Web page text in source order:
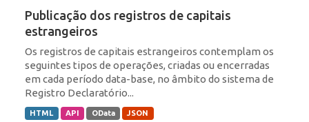
Publicação dos registros de capitais
estrangeiros
Os registros de capitais estrangeiros contemplam os
seguintes tipos de operações, criadas ou encerradas
em cada período data-base, no âmbito do sistema de
Registro Declaratório...
HTML API OData JSON